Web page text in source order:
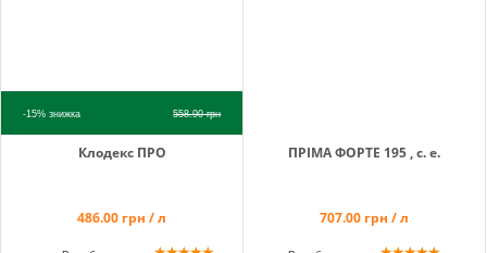
-15%знижка 558.90грн
Клодекс ПРО
486.00 грн / л
ПРІМА ФОРТЕ 195 , с. е.
707.00 грн / л